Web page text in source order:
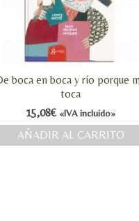
boca en boca y río porque
toca
15,08€ «IVA incluido»
AÑADIR AL CARRITO